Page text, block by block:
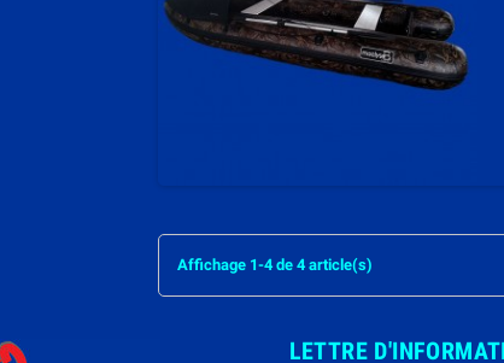
Affichage 1-4 de 4 article(s)
LETTRE